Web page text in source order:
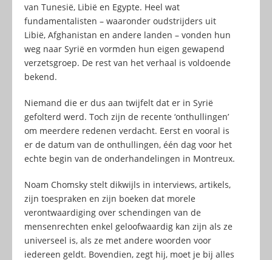
van Tunesië, Libië en Egypte. Heel wat
fundamentalisten – waaronder oudstrijders uit
Libië, Afghanistan en andere landen – vonden hun
weg naar Syrië en vormden hun eigen gewapend
verzetsgroep. De rest van het verhaal is voldoende
bekend.
Niemand die er dus aan twijfelt dat er in Syrië
gefolterd werd. Toch zijn de recente ‘onthullingen’
om meerdere redenen verdacht. Eerst en vooral is
er de datum van de onthullingen, één dag voor het
echte begin van de onderhandelingen in Montreux.
Noam Chomsky stelt dikwijls in interviews, artikels,
zijn toespraken en zijn boeken dat morele
verontwaardiging over schendingen van de
mensenrechten enkel geloofwaardig kan zijn als ze
universeel is, als ze met andere woorden voor
iedereen geldt. Bovendien, zegt hij, moet je bij alles